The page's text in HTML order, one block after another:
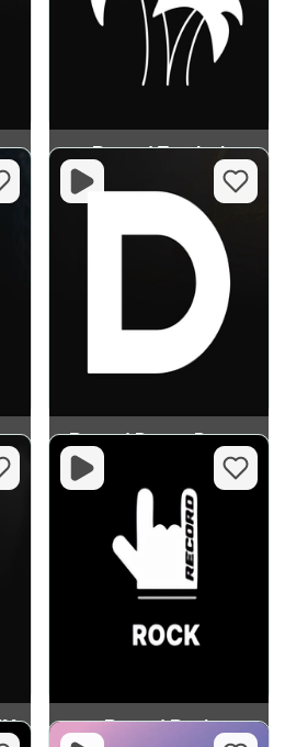
Record Tropical
Record Dream Dance
Record Rock